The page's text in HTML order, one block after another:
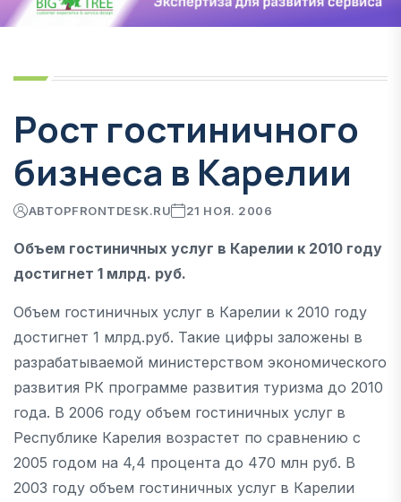
Рост гостиничного
бизнеса в Карелии
АВТОРFRONTDESK.RU 21 НОЯ. 2006
Объем гостиничных услуг в Карелии к 2010 году
достигнет 1 млрд. руб.
Объем гостиничных услуг в Карелии к 2010 году
достигнет 1 млрд.руб. Такие цифры заложены в
разрабатываемой министерством экономического
развития РК программе развития туризма до 2010
года. В 2006 году объем гостиничных услуг в
Республике Карелия возрастет по сравнению с
2005 годом на 4,4 процента до 470 млн руб. В
2003 году объем гостиничных услуг в Карелии